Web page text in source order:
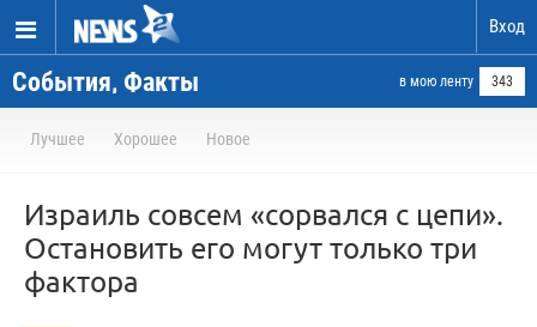
Вход
События, Факты в мою ленту 343
Лучшее Хорошее Новое
Израиль совсем «сорвался с цепи».
Остановить его могут только три
фактора